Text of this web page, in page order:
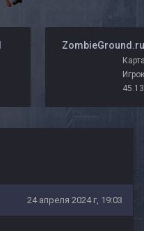
24 апреля 2024 г, 19:03